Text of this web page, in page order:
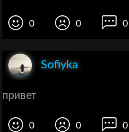
0 0 0
Sofiyka
привет
0 0 0